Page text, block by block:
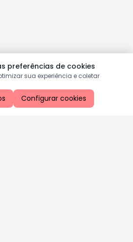
preferências de cookies
sua experiência e coletar
Configurar cookies